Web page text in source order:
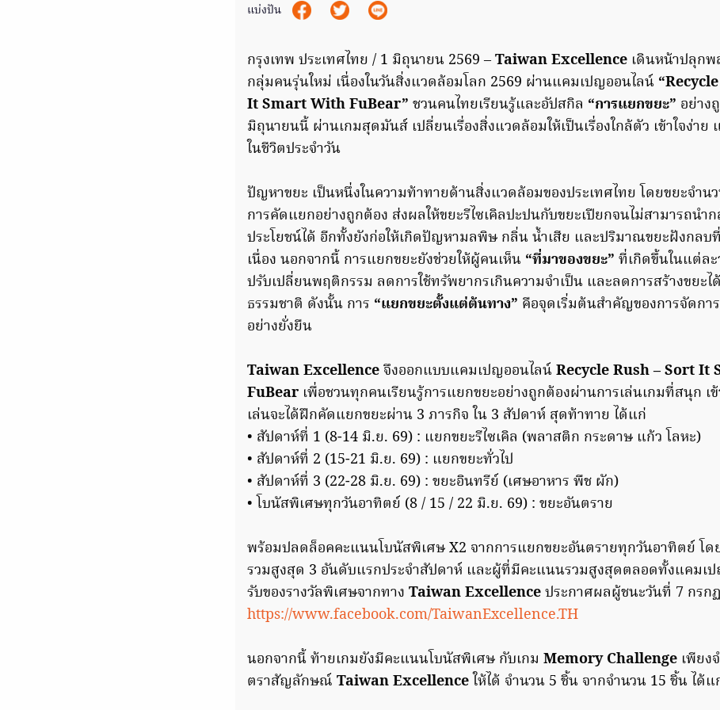
แบ่งปัน
กรุงเทพ ประเทศไทย / 1 มิถุนายน 2569 –Taiwan Excellence เดินหน้าปลุกพ
กลุ่มคนรุ่นใหม่ เนื่องในวันสิ่งแวดล้อมโลก 2569 ผ่านแคมเปญออนไลน์
It Smart With FuBear” ชวนคนไทยเรียนรู้และอัปสกิล “การแยกขยะ” อย่าง
มิถุนายนนี้ ผ่านเกมสุดมันส์ เปลี่ยนเรื่องสิ่งแวดล้อมให้เป็นเรื่องใกล้ตัว เข้าใจง่าย
ในชีวิตประจำวัน
ปัญหาขยะ เป็นหนึ่งในความท้าทายด้านสิ่งแวดล้อมของประเทศไทย โดยขยะจำน
การคัดแยกอย่างถูกต้อง ส่งผลให้ขยะรีไซเคิลปะปนกับขยะเปียกจนไม่สามารถนำ
ประโยชน์ได้ อีกทั้งยังก่อให้เกิดปัญหามลพิษ กลิ่น น้ำเสีย และปริมาณขยะฝังกลบ
เนื่อง นอกจากนี้ การแยกขยะยังช่วยให้ผู้คนเห็น “ที่มาของขยะ” ที่เกิดขึ้นในแต่ล
ปรับเปลี่ยนพฤติกรรม ลดการใช้ทรัพยากรเกินความจำเป็น และลดการสร้างขยะไ
ธรรมชาติ ดังนั้น การ “แยกขยะตั้งแต่ต้นทาง” คือจุดเริ่มต้นสำคัญของการจัดกา
อย่างยั่งยืน
Taiwan Excellenceจึงออกแบบแคมเปญออนไลน์Recycle Rush – Sort It
FuBear เพื่อชวนทุกคนเรียนรู้การแยกขยะอย่างถูกต้องผ่านการเล่นเกมที่สนุก เข้
เล่นจะได้ฝึกคัดแยกขยะผ่าน 3 ภารกิจ ใน 3 สัปดาห์ สุดท้าทาย ได้แก่
• สัปดาห์ที่ 1 (8-14 มิ.ย. 69) : แยกขยะรีไซเคิล (พลาสติก กระดาษ แก้ว โลหะ)
• สัปดาห์ที่ 2 (15-21 มิ.ย. 69) : แยกขยะทั่วไป
• สัปดาห์ที่ 3 (22-28 มิ.ย. 69) : ขยะอินทรีย์ (เศษอาหาร พืช ผัก)
• โบนัสพิเศษทุกวันอาทิตย์ (8 / 15 / 22 มิ.ย. 69) : ขยะอันตราย
พร้อมปลดล็อคคะแนนโบนัสพิเศษ X2 จากการแยกขยะอันตรายทุกวันอาทิตย์ โ
รวมสูงสุด 3 อันดับแรกประจำสัปดาห์ และผู้ที่มีคะแนนรวมสูงสุดตลอดทั้งแคมเป
รับของรางวัลพิเศษจากทาง Taiwan Excellenceประกาศผลผู้ชนะวันที่ 7 กรก
https://www.facebook.com/TaiwanExcellence.TH
นอกจากนี้ ท้ายเกมยังมีคะแนนโบนัสพิเศษ กับเกม Memory Challenge เพียง
ตราสัญลักษณ์ Taiwan Excellenceให้ได้ จำนวน 5 ชิ้น จากจำนวน 15 ชิ้น ได้แ